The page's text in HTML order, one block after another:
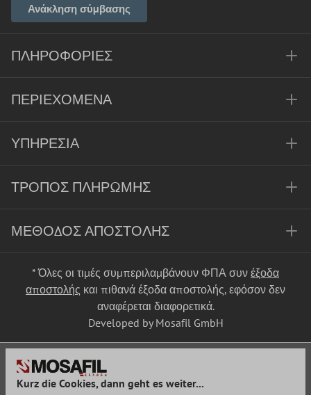
Ανάκληση σύμβασης
ΠΛΗΡΟΦΟΡΊΕΣ
ΠΕΡΙΕΧΌΜΕΝΑ
ΥΠΗΡΕΣΊΑ
ΤΡΌΠΟΣ ΠΛΗΡΩΜΉΣ
ΜΈΘΟΔΟΣ ΑΠΟΣΤΟΛΉΣ
* Όλες οι τιμές συμπεριλαμβάνουν ΦΠΑ συν έξοδα
αποστολής και πιθανά έξοδα αποστολής, εφόσον δεν
αναφέρεται διαφορετικά.
Developed by Mosafil GmbH
Kurz die Cookies, dann geht es weiter...